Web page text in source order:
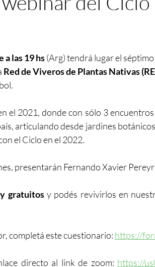
a las 19 hs (Arg) tendrá lugar el
Red de Viveros de Plantas Nativas
el 2021, donde con sólo 3
articulando desde jardines
el Ciclo en el 2022.
presentarán Fernando Xavier
gratuitos y podés revivirlos en
completá este cuestionario: https://
directo al link de zoom: https://